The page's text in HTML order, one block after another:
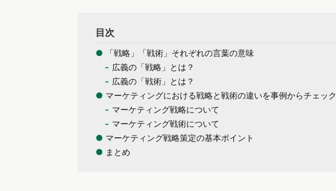
目次
● 「戦略」「戦術」それぞれの言葉の意味
広義の「戦略」とは？
広義の「戦術」とは？
● マーケティングにおける戦略と戦術の違いを事例からチェック
マーケティング戦略について
マーケティング戦術について
● マーケティング戦略策定の基本ポイント
● まとめ